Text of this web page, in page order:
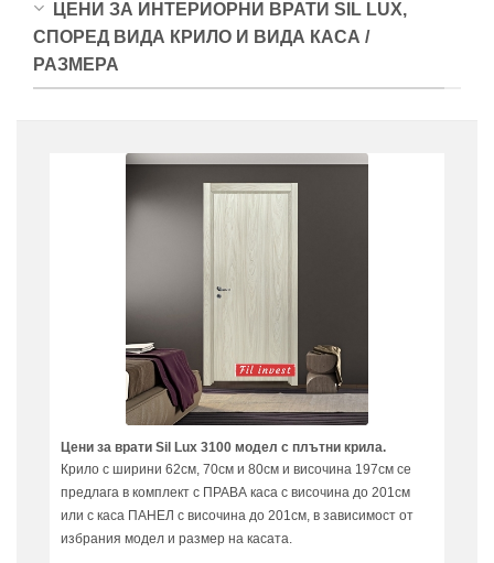
ЦЕНИ ЗА ИНТЕРИОРНИ ВРАТИ SIL LUX,
СПОРЕД ВИДА КРИЛО И ВИДА КАСА /
РАЗМЕРА
Цени за врати Sil Lux 3100 модел с плътни крила.
Крило с ширини 62см, 70см и 80см и височина 197см се
предлага в комплект с ПРАВА каса с височина до 201см
или с каса ПАНЕЛ с височина до 201см, в зависимост от
избрания модел и размер на касата.